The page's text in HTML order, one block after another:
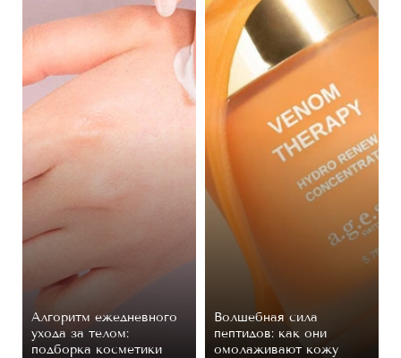
Алгоритм ежедневного
ухода за телом:
подборка косметики
Волшебная сила
пептидов: как они
омолаживают кожу